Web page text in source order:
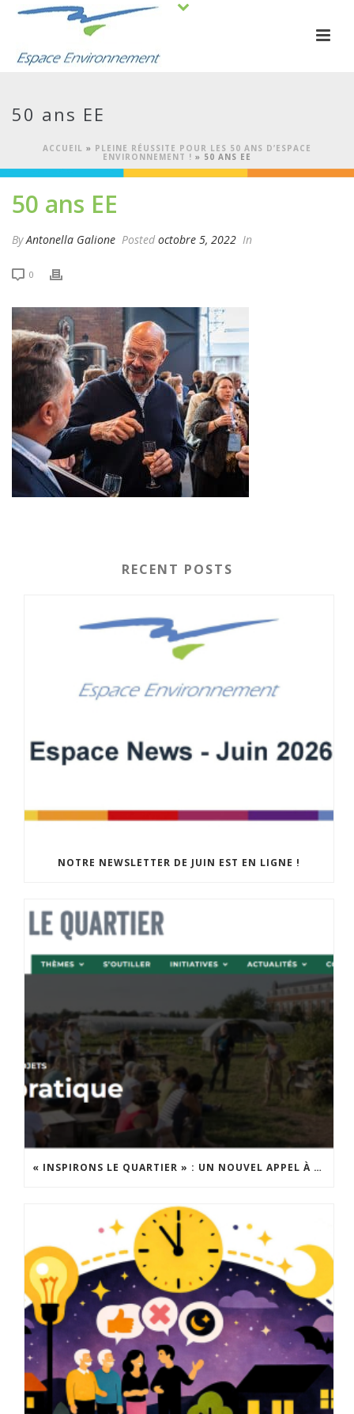
50 ans EE
ACCUEIL » PLEINE RÉUSSITE POUR LES 50 ANS D’ESPACE
ENVIRONNEMENT ! » 50 ANS EE
50 ans EE
ByAntonella Galione Posted octobre 5, 2022 In
0
RECENT POSTS
NOTRE NEWSLETTER DE JUIN EST EN LIGNE !
« INSPIRONS LE QUARTIER » : UN NOUVEL APPEL À PROJETS EST LANCÉ !